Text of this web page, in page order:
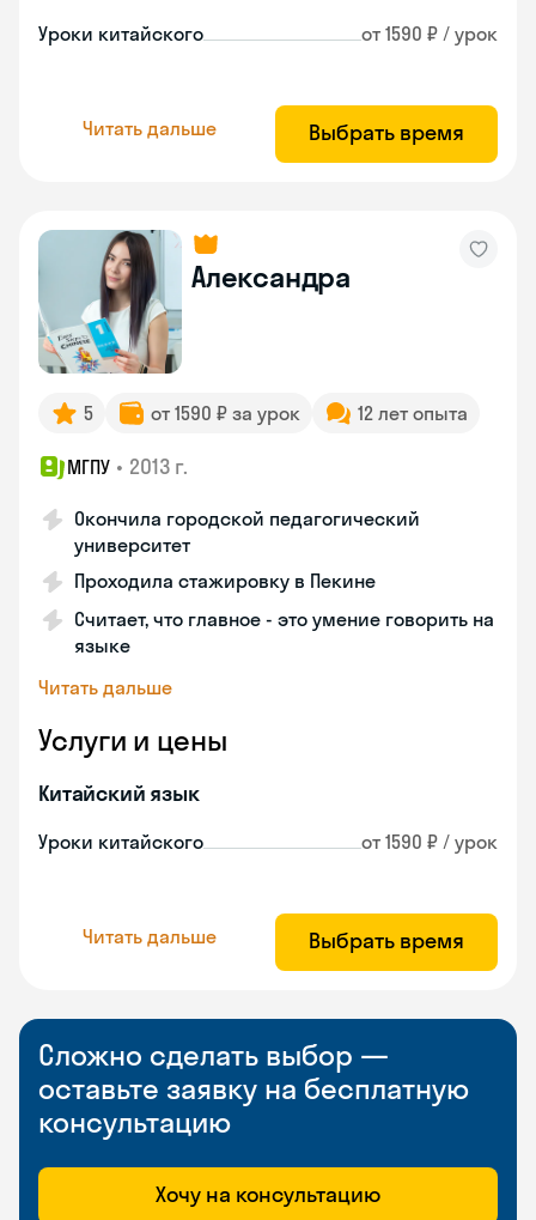
Уроки китайского от 1590 ₽ / урок
Читать дальше Выбрать время
Александра
5 от 1590 ₽ за урок 12 лет опыта
МГПУ • 2013 г.
Окончила городской педагогический
университет
Проходила стажировку в Пекине
Считает, что главное - это умение говорить на
языке
Читать дальше
Услуги и цены
Китайский язык
Уроки китайского от 1590 ₽ / урок
Читать дальше Выбрать время
Сложно сделать выбор —
оставьте заявку на бесплатную
консультацию
Хочу на консультацию